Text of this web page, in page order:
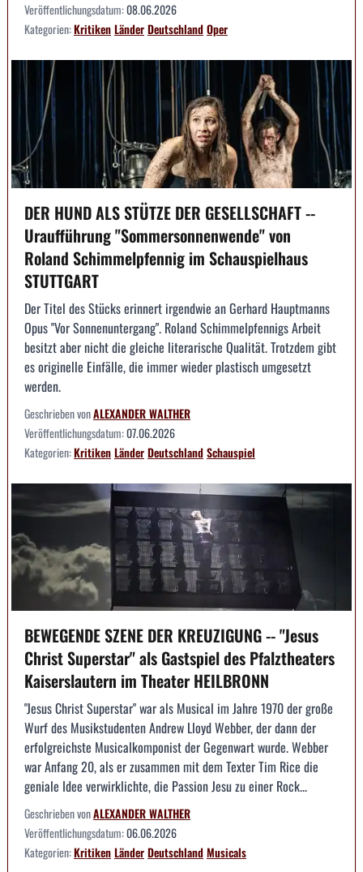
Veröffentlichungsdatum:08.06.2026
Kategorien:KritikenLänderDeutschlandOper
DER HUND ALS STÜTZE DER GESELLSCHAFT --
Uraufführung "Sommersonnenwende" von
Roland Schimmelpfennig im Schauspielhaus
STUTTGART
Der Titel des Stücks erinnert irgendwie an Gerhard Hauptmanns
Opus "Vor Sonnenuntergang". Roland Schimmelpfennigs Arbeit
besitzt aber nicht die gleiche literarische Qualität. Trotzdem gibt
es originelle Einfälle, die immer wieder plastisch umgesetzt
werden.
Geschrieben vonALEXANDER WALTHER
Veröffentlichungsdatum:07.06.2026
Kategorien:KritikenLänderDeutschlandSchauspiel
BEWEGENDE SZENE DER KREUZIGUNG -- "Jesus
Christ Superstar" als Gastspiel des Pfalztheaters
Kaiserslautern im Theater HEILBRONN
"Jesus Christ Superstar" war als Musical im Jahre 1970 der große
Wurf des Musikstudenten Andrew Lloyd Webber, der dann der
erfolgreichste Musicalkomponist der Gegenwart wurde. Webber
war Anfang 20, als er zusammen mit dem Texter Tim Rice die
geniale Idee verwirklichte, die Passion Jesu zu einer Rock...
Geschrieben vonALEXANDER WALTHER
Veröffentlichungsdatum:06.06.2026
Kategorien:KritikenLänderDeutschlandMusicals